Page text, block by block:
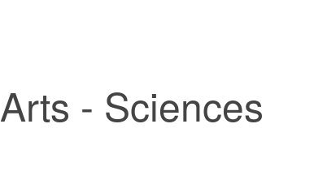
Arts - Sciences